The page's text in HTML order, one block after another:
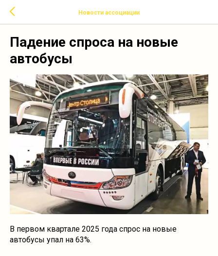
Новости ассоциации
Падение спроса на новые
автобусы
В первом квартале 2025 года спрос на новые
автобусы упал на 63%.